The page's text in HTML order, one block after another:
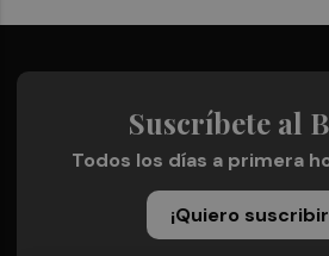
Suscríbete al
Todos los días a primera
¡Quiero